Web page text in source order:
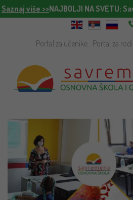
Saznaj više >>NAJBOLJI NA SVETU:
Portal za učenike Portal za